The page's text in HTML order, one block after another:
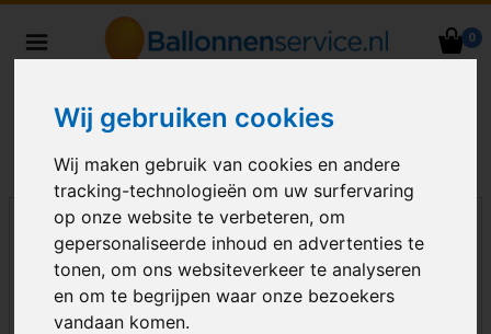
Wij gebruiken cookies
Wij maken gebruik van cookies en andere
tracking-technologieën om uw surfervaring
op onze website te verbeteren, om
gepersonaliseerde inhoud en advertenties te
tonen, om ons websiteverkeer te analyseren
en om te begrijpen waar onze bezoekers
vandaan komen.
0
Nederland